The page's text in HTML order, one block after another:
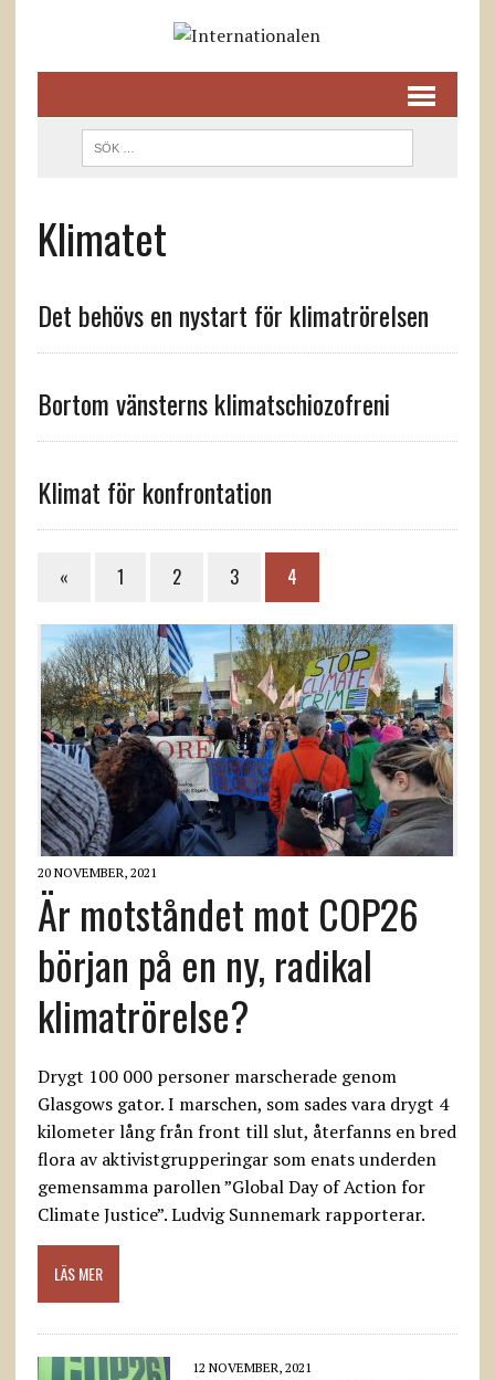
Klimatet
Det behövs en nystart för klimatrörelsen
Bortom vänsterns klimatschiozofreni
Klimat för konfrontation
« 1 2 3 4
20 NOVEMBER, 2021
Är motståndet mot COP26
början på en ny, radikal
klimatrörelse?
Drygt 100 000 personer marscherade genom
Glasgows gator. I marschen, som sades vara drygt 4
kilometer lång från front till slut, återfanns en bred
flora av aktivistgrupperingar som enats underden
gemensamma parollen ”Global Day of Action for
Climate Justice”. Ludvig Sunnemark rapporterar.
LÄS MER
12 NOVEMBER, 2021